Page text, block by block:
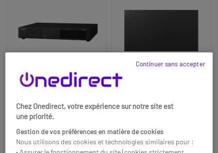
Sony contrôleur
d'affichage ZRCT-300
Contrôleur d’affichage
professionnel conçu pour
piloter des murs Crystal LED
Sony ZRD-B12A
Panneau Micro LED
haute luminosité conçu pour
murs d’écrans professionnels
Chez Onedirect, votre expérience sur notre site est
une priorité.
Gestion de vos préférences en matière de cookies
Nous utilisons des cookies et technologies similaires pour :
Continuer sans accepter